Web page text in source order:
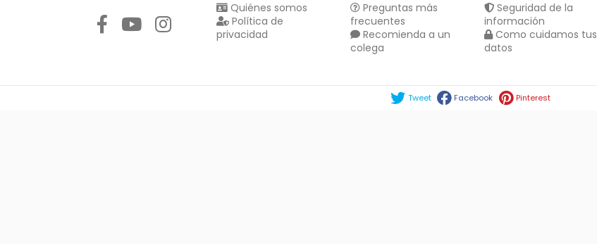
Quiénes somos
Política de
privacidad
Preguntas más
frecuentes
Recomienda a un
colega
Seguridad de la
información
Como cuidamos tus
datos
Tweet Facebook Pinterest